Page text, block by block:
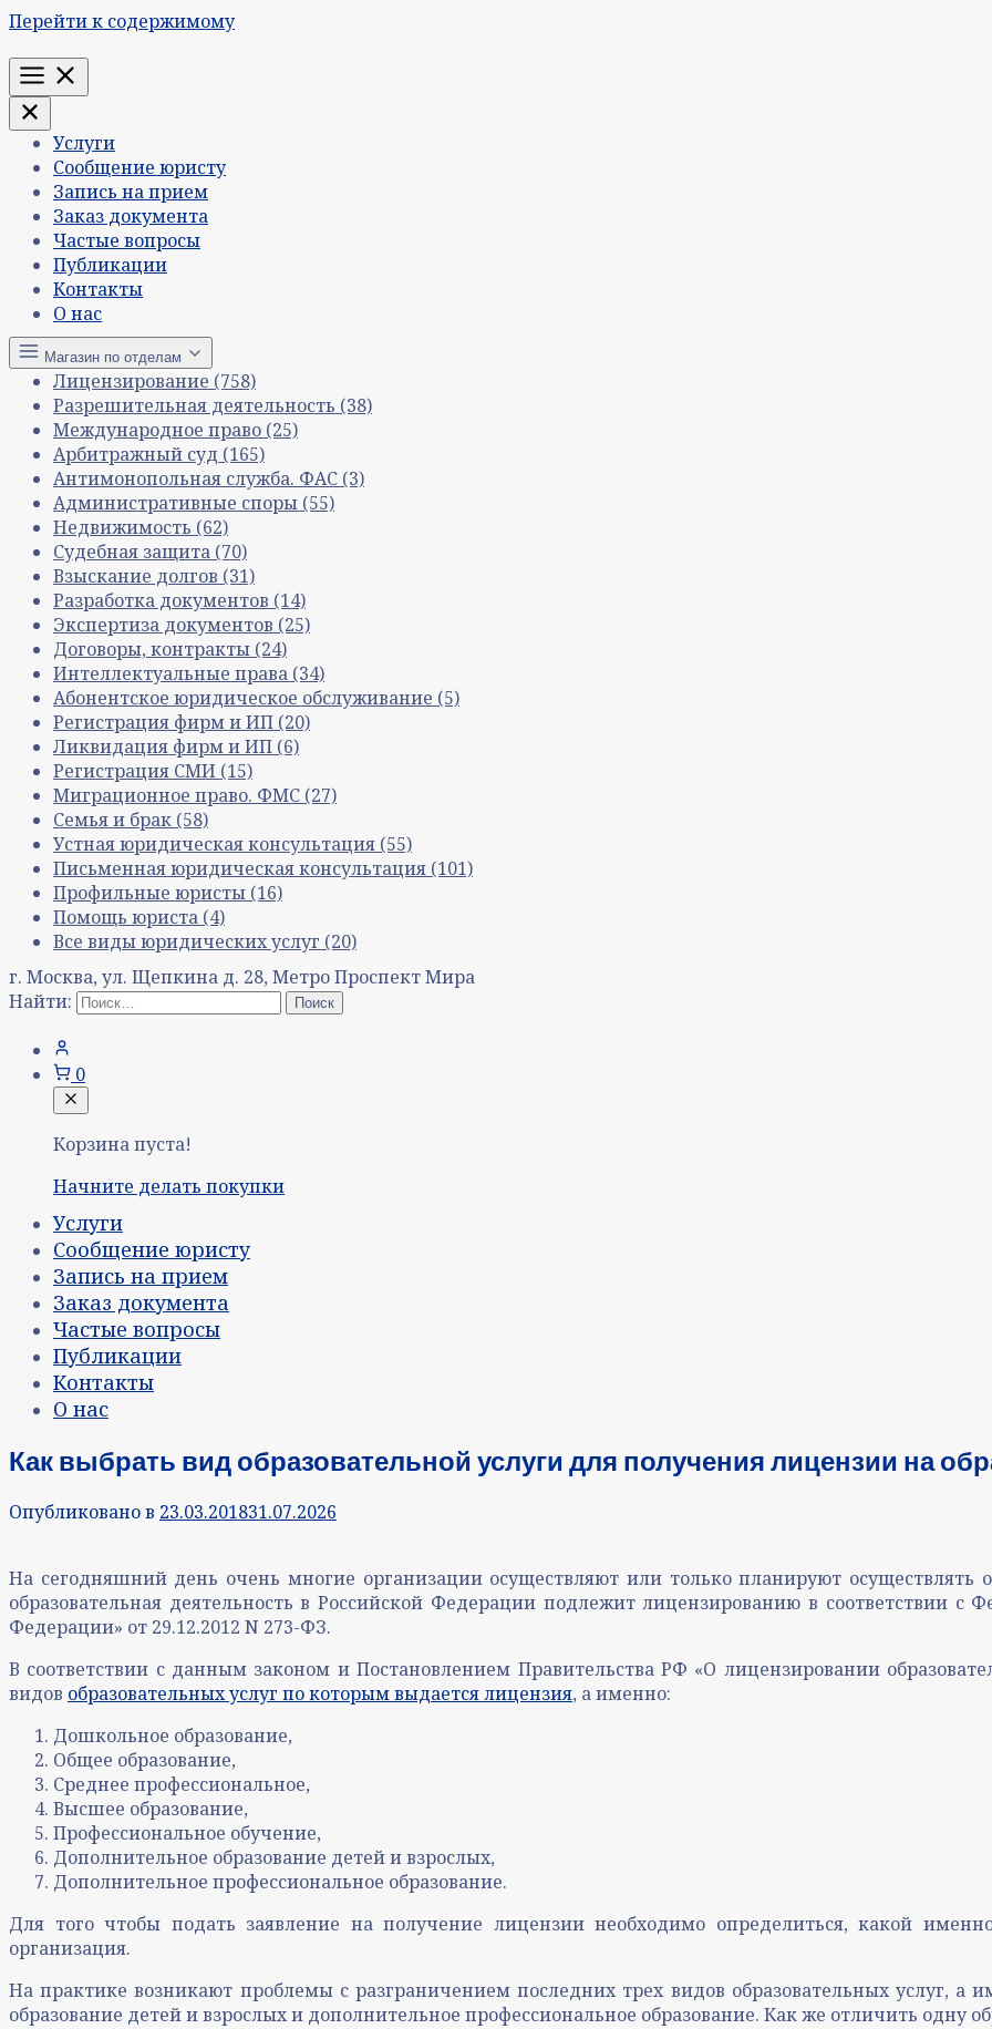
Перейти к содержимому
Меню
Услуги
Сообщение юристу
Запись на прием
Заказ документа
Частые вопросы
Публикации
Контакты
О нас
Магазин по отделам
Лицензирование (758)
Разрешительная деятельность (38)
Международное право (25)
Арбитражный суд (165)
Антимонопольная служба. ФАС (3)
Административные споры (55)
Недвижимость (62)
Судебная защита (70)
Взыскание долгов (31)
Разработка документов (14)
Экспертиза документов (25)
Договоры, контракты (24)
Интеллектуальные права (34)
Абонентское юридическое обслуживание (5)
Регистрация фирм и ИП (20)
Ликвидация фирм и ИП (6)
Регистрация СМИ (15)
Миграционное право. ФМС (27)
Семья и брак (58)
Устная юридическая консультация (55)
Письменная юридическая консультация (101)
Профильные юристы (16)
Помощь юриста (4)
Все виды юридических услуг (20)
г. Москва, ул. Щепкина д. 28, Метро Проспект Мира
Найти:
0
Корзина пуста!
Начните делать покупки
Услуги
Сообщение юристу
Запись на прием
Заказ документа
Частые вопросы
Публикации
Контакты
О нас
Как выбрать вид образовательной услуги для получения лицензии на
Опубликовано в 23.03.201831.07.2026
На сегодняшний день очень многие организации осуществляют или только планируют осуществлять
образовательная деятельность в Российской Федерации подлежит лицензированию в соответствии с
Федерации» от 29.12.2012 N 273-ФЗ.
В соответствии с данным законом и Постановлением Правительства РФ «О лицензировании
видов образовательных услуг по которым выдается лицензия, а именно:
Дошкольное образование,
Общее образование,
Среднее профессиональное,
Высшее образование,
Профессиональное обучение,
Дополнительное образование детей и взрослых,
Дополнительное профессиональное образование.
Для того чтобы подать заявление на получение лицензии необходимо определиться, какой
организация.
На практике возникают проблемы с разграничением последних трех видов образовательных услуг, а
образование детей и взрослых и дополнительное профессиональное образование. Как же отличить одну